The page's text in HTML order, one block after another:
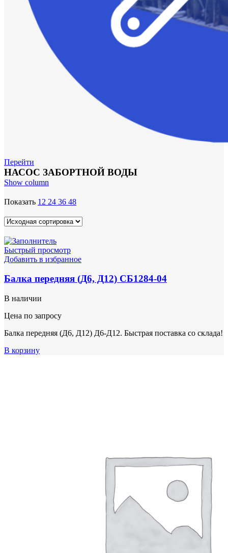
Перейти
НАСОС ЗАБОРТНОЙ ВОДЫ
Show column
Показать 12 24 36 48
Быстрый просмотр
Добавить в избранное
Балка передняя (Д6, Д12) СБ1284-04
В наличии
Цена по запросу
Балка передняя (Д6, Д12) Д6-Д12. Быстрая поставка со склада!
В корзину